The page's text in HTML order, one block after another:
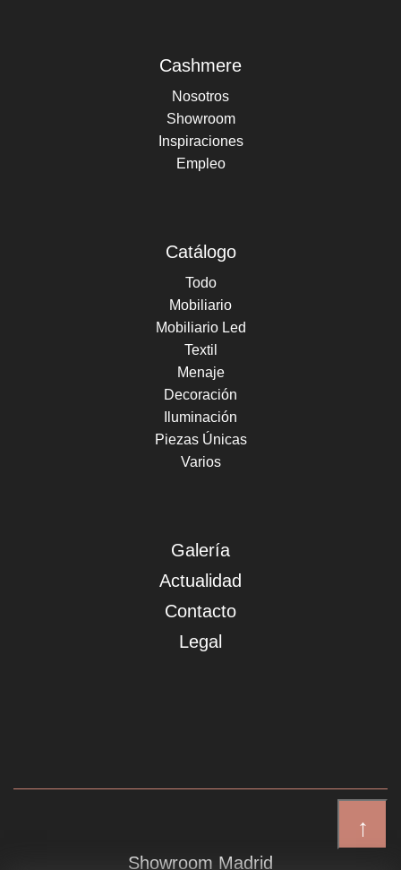
↑
Cashmere
Nosotros
Showroom
Inspiraciones
Empleo
Catálogo
Todo
Mobiliario
Mobiliario Led
Textil
Menaje
Decoración
Iluminación
Piezas Únicas
Varios
Galería
Actualidad
Contacto
Legal
Showroom Madrid